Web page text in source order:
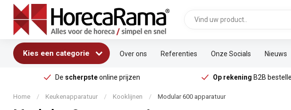
Kies een categorie Over ons Referenties Onze Socials Nieuws
De scherpsteonline prijzen Op rekening B2B
Home / Keukenapparatuur / Kooklijnen / Modular 600 apparatuur